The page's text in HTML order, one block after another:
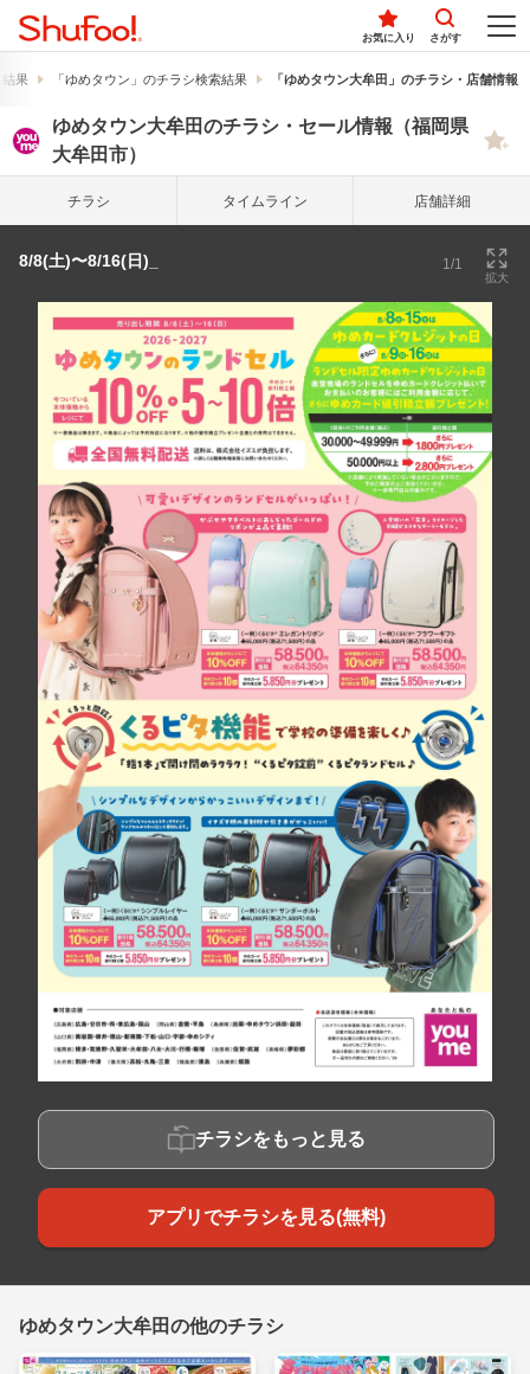
お気に入り さがす
結果 「ゆめタウン」のチラシ検索結果 「ゆめタウン大牟田」のチラシ・店舗情報
ゆめタウン大牟田のチラシ・セール情報（福岡県
大牟田市）
チラシ タイム ライン 店舗詳細
8/8(土)〜8/16(日)_ 1/1
拡大
チラシをもっと見る
アプリでチラシを見る(無料)
ゆめタウン大牟田の他のチラシ